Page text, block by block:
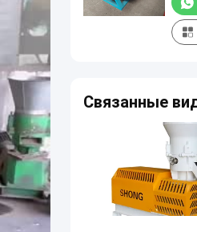
Связанные